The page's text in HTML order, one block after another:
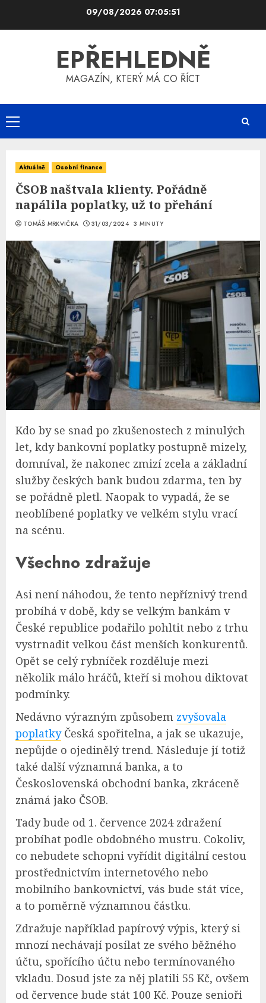
09/08/2026 07:05:52
EPŘEHLEDNĚ
MAGAZÍN, KTERÝ MÁ CO ŘÍCT
Primary
Menu
Aktuálně Osobní finance
ČSOB naštvala klienty. Pořádně
napálila poplatky, už to přehání
TOMÁŠ MRKVIČKA 31/03/2024 3 MINUTY
Kdo by se snad po zkušenostech z minulých
let, kdy bankovní poplatky postupně mizely,
domníval, že nakonec zmizí zcela a základní
služby českých bank budou zdarma, ten by
se pořádně pletl. Naopak to vypadá, že se
neoblíbené poplatky ve velkém stylu vrací
na scénu.
Všechno zdražuje
Asi není náhodou, že tento nepříznivý trend
probíhá v době, kdy se velkým bankám v
České republice podařilo pohltit nebo z trhu
vystrnadit velkou část menších konkurentů.
Opět se celý rybníček rozděluje mezi
několik málo hráčů, kteří si mohou diktovat
podmínky.
Nedávno výrazným způsobem zvyšovala
poplatkyČeská spořitelna, a jak se ukazuje,
nepůjde o ojedinělý trend. Následuje jí totiž
také další významná banka, a to
Československá obchodní banka, zkráceně
známá jako ČSOB.
Tady bude od 1. července 2024 zdražení
probíhat podle obdobného mustru. Cokoliv,
co nebudete schopni vyřídit digitální cestou
prostřednictvím internetového nebo
mobilního bankovnictví, vás bude stát více,
a to poměrně významnou částku.
Zdražuje například papírový výpis, který si
mnozí nechávají posílat ze svého běžného
účtu, spořícího účtu nebo termínovaného
vkladu. Dosud jste za něj platili 55 Kč, ovšem
od července bude stát 100 Kč. Pouze senioři